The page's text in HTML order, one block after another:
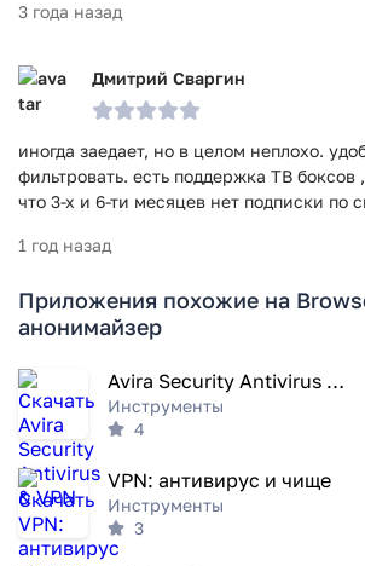
3 года назад
Дмитрий Сваргин
иногда заедает, но в целом неплохо.
фильтровать. есть поддержка ТВ боксов
что 3-х и 6-ти месяцев нет подписки по
1 год назад
Приложения похожие на
анонимайзер
Avira Security Antivirus & VPN
Инструменты
4
VPN: антивирус и чище
Инструменты
3